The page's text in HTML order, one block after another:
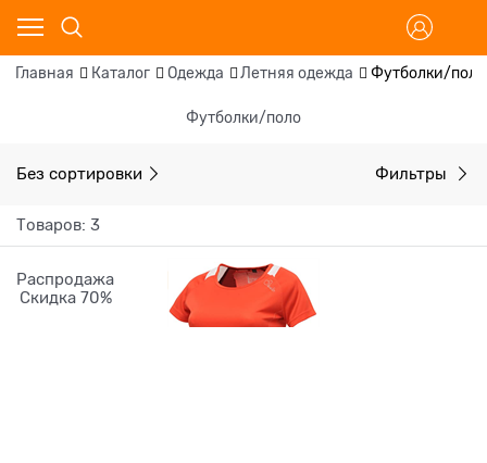
Главная Каталог Одежда Летняя одежда Футболки/поло
Футболки/поло
Без сортировки Фильтры
Товаров: 3
Распродажа
Скидка 70%